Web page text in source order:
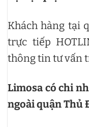
Khách hàng tại
trực tiếp
thông tin tư vấn
Limosa có chi
ngoài quận Thủ